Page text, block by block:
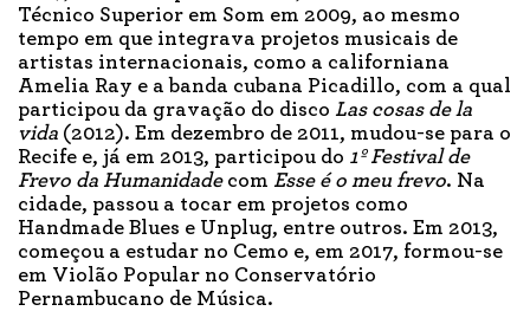
Técnico Superior em Som em 2009, ao mesmo
tempo em que integrava projetos musicais de
artistas internacionais, como a californiana
Amelia Ray e a banda cubana Picadillo, com a qual
participou da gravação do disco Las cosas de la
vida (2012). Em dezembro de 2011, mudou-se para o
Recife e, já em 2013, participou do 1º Festival de
Frevo da Humanidadecom Esse é o meu frevo. Na
cidade, passou a tocar em projetos como
Handmade Blues e Unplug, entre outros. Em 2013,
começou a estudar no Cemo e, em 2017, formou-se
em Violão Popular no Conservatório
Pernambucano de Música.